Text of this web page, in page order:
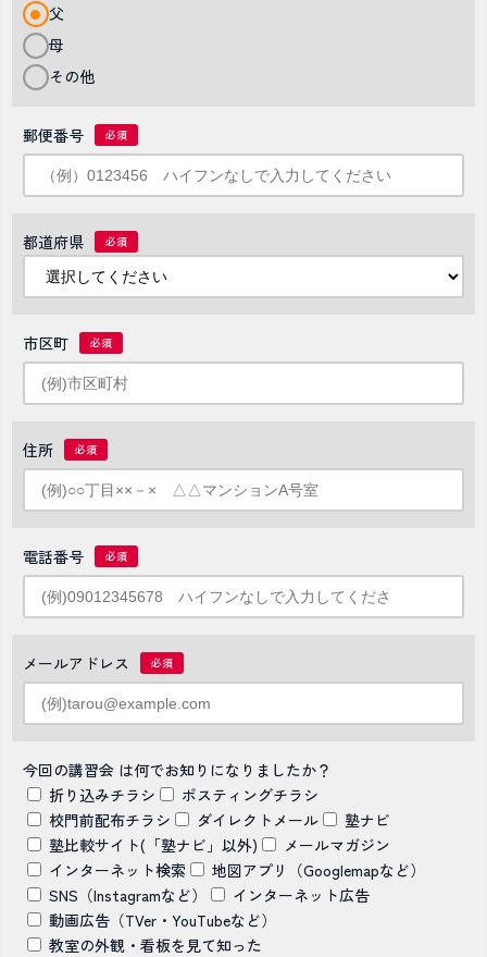
父
母
その他
郵便番号
都道府県
市区町
住所
電話番号
メールアドレス
今回の講習会 は何でお知りになりましたか？
折り込みチラシ
ポスティングチラシ
校門前配布チラシ
ダイレクトメール
塾ナビ
塾比較サイト(「塾ナビ」以外)
メールマガジン
インターネット検索
地図アプリ（Googlemapなど）
SNS（Instagramなど）
インターネット広告
動画広告（TVer・YouTubeなど）
教室の外観・看板を見て知った